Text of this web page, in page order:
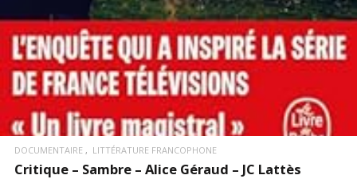
DOCUMENTAIRE LITTÉRATURE FRANCOPHONE
Critique – Sambre – Alice Géraud – JC Lattès